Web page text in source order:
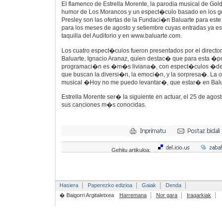
El flamenco de Estrella Morente, la parodia musical de
humor de Los Morancos y un espect�culo basado en los
Presley son las ofertas de la Fundaci�n Baluarte para
para los meses de agosto y setiembre cuyas entradas ya
taquilla del Auditorio y en www.baluarte.com.
Los cuatro espect�culos fueron presentados por el
Baluarte, Ignacio Aranaz, quien destac� que para esta
programaci�n es �m�s liviana�, con espect�culos �de
que buscan la diversi�n, la emoci�n, y la sorpresa�. La
musical �Hoy no me puedo levantar�, que estar� en
Estrella Morente ser� la siguiente en actuar, el 25 de
sus canciones m�s conocidas.
Gehitu artikuloa:
Hasiera Paperezko edizioa Gaiak
Denda
� Baigorri Argitaletxea
Harremana Nor gara Iragarkiak